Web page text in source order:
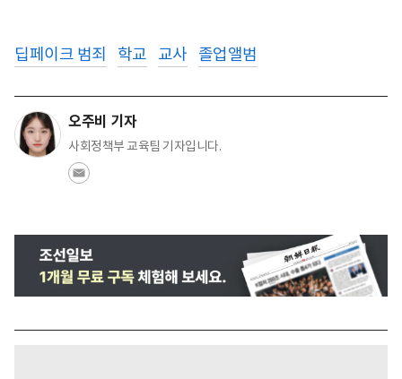
딥페이크 범죄 학교 교사 졸업앨범
오주비 기자
사회정책부 교육팀 기자입니다.